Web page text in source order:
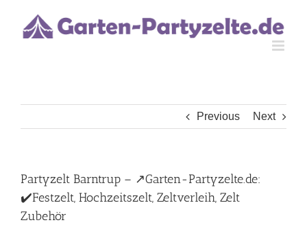
content
Previous Next
Partyzelt Barntrup – ↗️Garten-Partyzelte.de:
✔️Festzelt, Hochzeitszelt, Zeltverleih, Zelt
Zubehör